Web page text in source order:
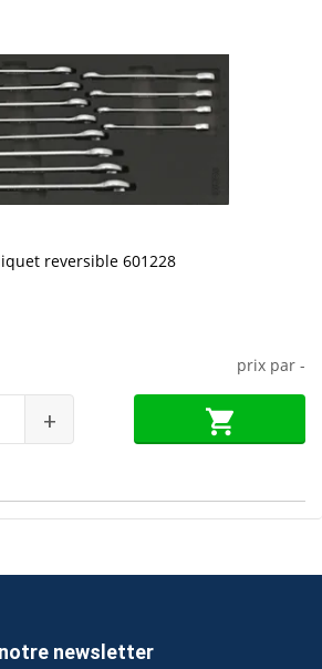
reversible 601228
prix par -
+
newsletter